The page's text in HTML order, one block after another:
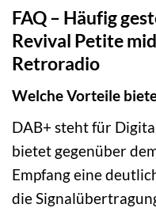
FAQ – Häufig
Revival Petite
Retroradio
Welche Vorteile
DAB+ steht für
bietet gegenüber
Empfang eine
die